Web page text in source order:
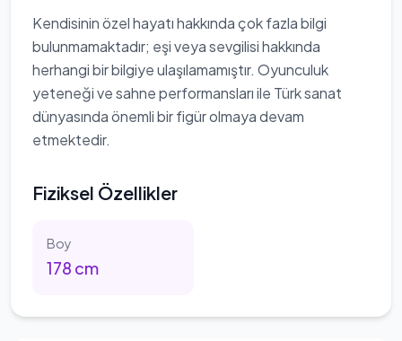
Kendisinin özel hayatı hakkında çok fazla bilgi
bulunmamaktadır; eşi veya sevgilisi hakkında
herhangi bir bilgiye ulaşılamamıştır. Oyunculuk
yeteneği ve sahne performansları ile Türk sanat
dünyasında önemli bir figür olmaya devam
etmektedir.
Fiziksel Özellikler
Boy
178 cm